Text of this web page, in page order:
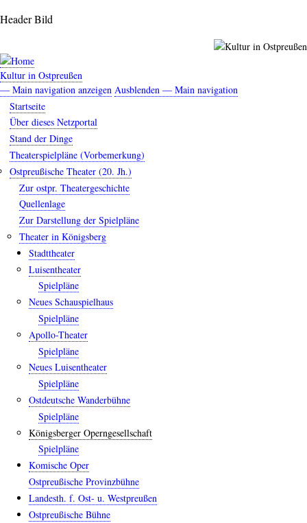
Direkt
Header Bild
Kultur in Ostpreußen
Main
navigation
— Main navigation anzeigen Ausblenden — Main navigation
Startseite
Über dieses Netzportal
Stand der Dinge
Theaterspielpläne (Vorbemerkung)
Ostpreußische Theater (20. Jh.)
Zur ostpr. Theatergeschichte
Quellenlage
Zur Darstellung der Spielpläne
Theater in Königsberg
Stadttheater
Luisentheater
Spielpläne
Neues Schauspielhaus
Spielpläne
Apollo-Theater
Spielpläne
Neues Luisentheater
Spielpläne
Ostdeutsche Wanderbühne
Spielpläne
Königsberger Operngesellschaft
Spielpläne
Komische Oper
Ostpreußische Provinzbühne
Landesth. f. Ost- u. Westpreußen
Ostpreußische Bühne